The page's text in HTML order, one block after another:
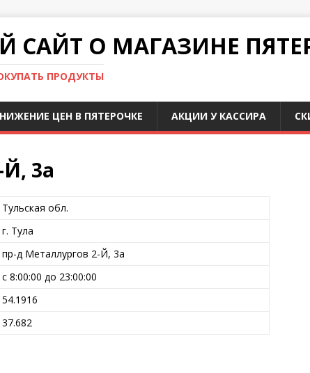
О МАГАЗИНЕ
ПРОДУКТЫ
ЦЕН В ПЯТЕРОЧКЕ АКЦИИ У КАССИРА
3а
Тульская обл.
г. Тула
пр-д Металлургов 2-Й, 3а
с 8:00:00 до 23:00:00
54.1916
37.682